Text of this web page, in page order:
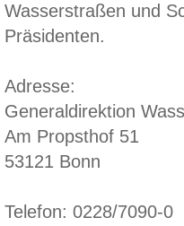
Wasserstraßen und
Präsidenten.
Adresse:
Generaldirektion
Am Propsthof 51
53121 Bonn
Telefon: 0228/7090-0